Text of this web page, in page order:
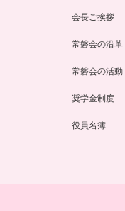
会長ご挨拶
常磐会の沿革
常磐会の活動
奨学金制度
役員名簿